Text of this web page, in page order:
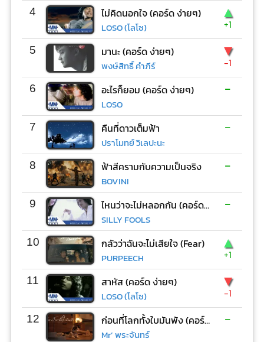
4 ไม่คิดนอกใจ (คอร์ด ง่ายๆ)
LOSO (โลโซ)
▲
+1
5 มานะ (คอร์ด ง่ายๆ)
พงษ์สิทธิ์ คำภีร์
▼
-1
6 อะไรก็ยอม (คอร์ด ง่ายๆ)
LOSO
-
7 คืนที่ดาวเต็มฟ้า
ปราโมทย์ วิเลปะนะ
-
8 ฟ้าสีครามกับความเป็นจริง
BOVINI
-
9 ไหนว่าจะไม่หลอกกัน (คอร์ด ง่ายๆ)
SILLY FOOLS
-
10 กลัวว่าฉันจะไม่เสียใจ (Fear)
PURPEECH
▲
+1
11 สาหัส (คอร์ด ง่ายๆ)
LOSO (โลโซ)
▼
-1
12 ก่อนที่โลกทั้งใบมันพัง (คอร์ด ง่ายๆ)
Mr’ พระจันทร์
-